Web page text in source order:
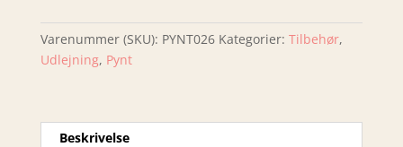
Varenummer (SKU): PYNT026 Kategorier: Tilbehør,
Udlejning, Pynt
Beskrivelse